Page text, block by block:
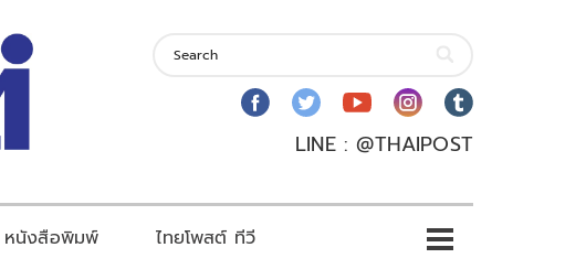
LINE : @THAIPOST
หนังสือพิมพ์ ไทยโพสต์ ทีวี